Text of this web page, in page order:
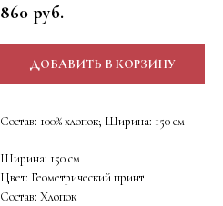
860 руб.
ДОБАВИТЬ В КОРЗИНУ
Состав: 100% хлопок; Ширина: 150 см
Ширина: 150 см
Цвет: Геометрический принт
Состав: Хлопок